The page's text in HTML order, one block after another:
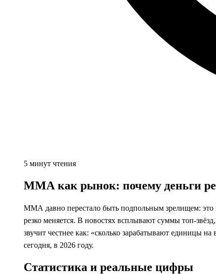
5 минут чтения
ММА как рынок: почему деньги
ММА давно перестало быть подпольным зрелищем: это
резко меняется. В новостях всплывают суммы
звучит честнее как: «сколько зарабатывают единицы
сегодня, в 2026 году.
Статистика и реальные цифры